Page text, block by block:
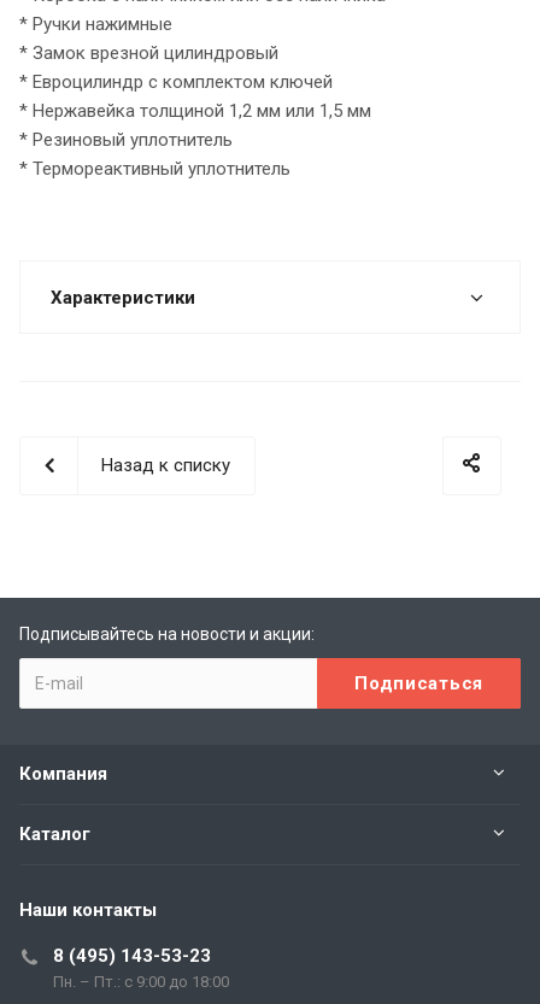
* Ручки нажимные
* Замок врезной цилиндровый
* Евроцилиндр с комплектом ключей
* Нержавейка толщиной 1,2 мм или 1,5 мм
* Резиновый уплотнитель
* Термореактивный уплотнитель
Характеристики
Назад к списку
Подписывайтесь на новости и акции:
Компания
Каталог
Наши контакты
8 (495) 143-53-23
Пн. – Пт.: с 9:00 до 18:00